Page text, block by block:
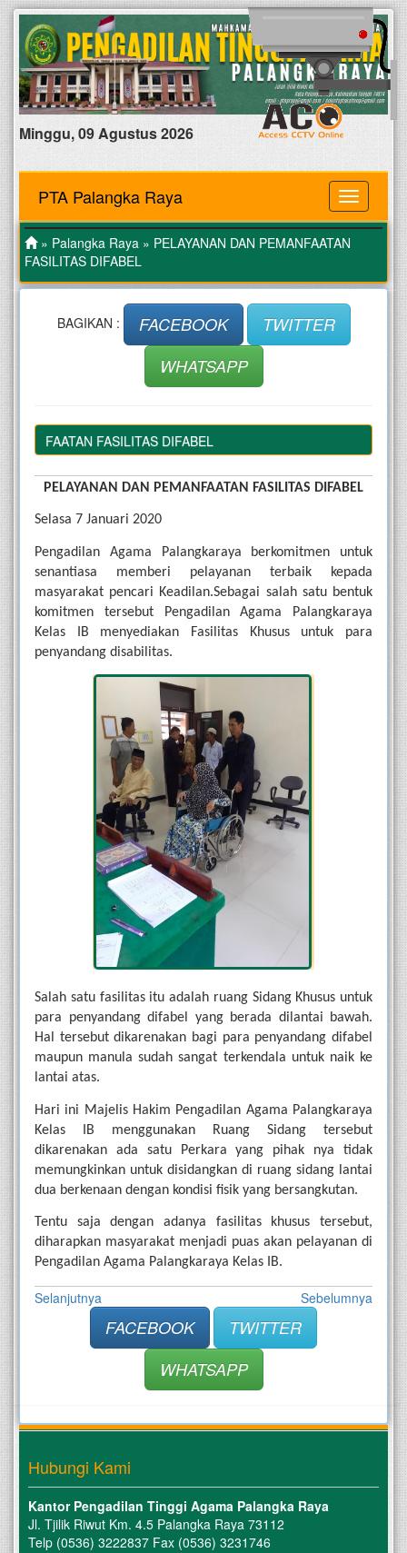
Minggu, 09 Agustus 2026
MENU
PTA Palangka Raya
» Palangka Raya » PELAYANAN DAN PEMANFAATAN
FASILITAS DIFABEL
BAGIKAN : FACEBOOK
TWITTER
WHATSAPP
FASILITAS DIFABEL
PELAYANAN DAN PEMANFAATAN FASILITAS DIFABEL
Selasa 7 Januari 2020
Pengadilan Agama Palangkaraya berkomitmen untuk
senantiasa memberi pelayanan terbaik kepada
masyarakat pencari Keadilan.Sebagai salah satu bentuk
komitmen tersebut Pengadilan Agama Palangkaraya
Kelas IB menyediakan Fasilitas Khusus untuk para
penyandang disabilitas.
Salah satu fasilitas itu adalah ruang Sidang Khusus untuk
para penyandang difabel yang berada dilantai bawah.
Hal tersebut dikarenakan bagi para penyandang difabel
maupun manula sudah sangat terkendala untuk naik ke
lantai atas.
Hari ini Majelis Hakim Pengadilan Agama Palangkaraya
Kelas IB menggunakan Ruang Sidang tersebut
dikarenakan ada satu Perkara yang pihak nya tidak
memungkinkan untuk disidangkan di ruang sidang lantai
dua berkenaan dengan kondisi fisik yang bersangkutan.
Tentu saja dengan adanya fasilitas khusus tersebut,
diharapkan masyarakat menjadi puas akan pelayanan di
Pengadilan Agama Palangkaraya Kelas IB.
Selanjutnya Sebelumnya
FACEBOOK
TWITTER
WHATSAPP
Hubungi Kami
Kantor Pengadilan Tinggi Agama Palangka Raya
Jl. Tjilik Riwut Km. 4.5 Palangka Raya 73112
Telp (0536) 3222837 Fax (0536) 3231746